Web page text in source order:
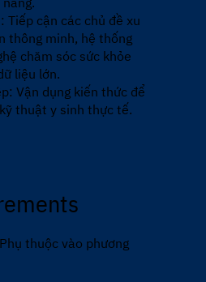
Tiếp cận các chủ đề xu
thông minh, hệ thống
chăm sóc sức khỏe
liệu lớn.
Vận dụng kiến thức để
thuật y sinh thực tế.
Phụ thuộc vào phương